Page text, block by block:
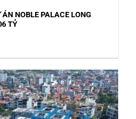
NOBLE PALACE LONG
TỶ